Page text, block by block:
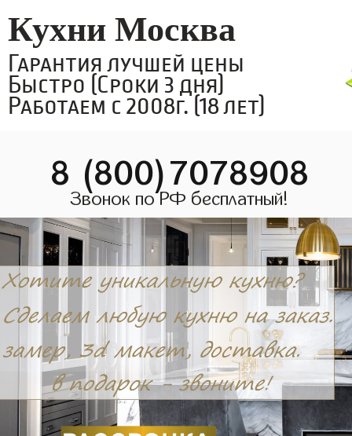
Кухни Москва
Гарантия лучшей цены
Быстро (Сроки 3 дня)
Работаем с 2008г. (18 лет)
8 (800)7078908
Звонок по РФ бесплатный!